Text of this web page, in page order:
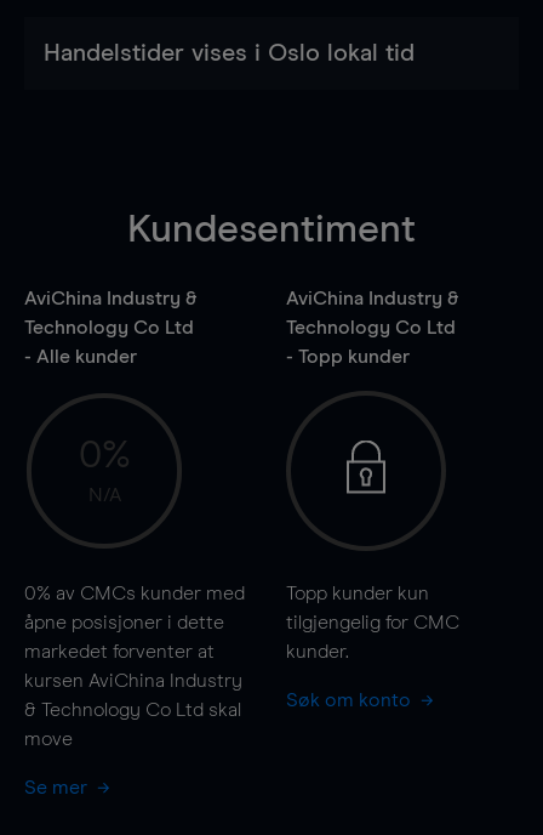
Handelstider vises i Oslo lokal tid
Kundesentiment
AviChina Industry &
Technology Co Ltd
- Alle kunder
0%
N/A
0% av CMCs kunder med
åpne posisjoner i dette
markedet forventer at
kursen AviChina Industry
& Technology Co Ltd skal
move
Se mer
AviChina Industry &
Technology Co Ltd
- Topp kunder
Topp kunder kun
tilgjengelig for CMC
kunder.
Søk om konto